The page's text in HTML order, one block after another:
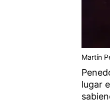
Martín
lugar